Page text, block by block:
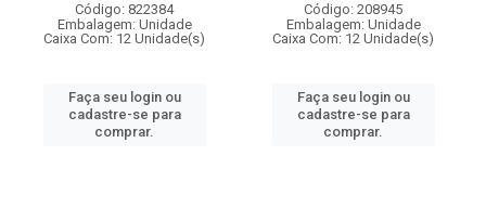
Código: 822384
Embalagem: Unidade
Caixa Com: 12 Unidade(s)
Faça seu login ou
cadastre-se para
comprar.
Código: 208945
Embalagem: Unidade
Caixa Com: 12 Unidade(s)
Faça seu login ou
cadastre-se para
comprar.